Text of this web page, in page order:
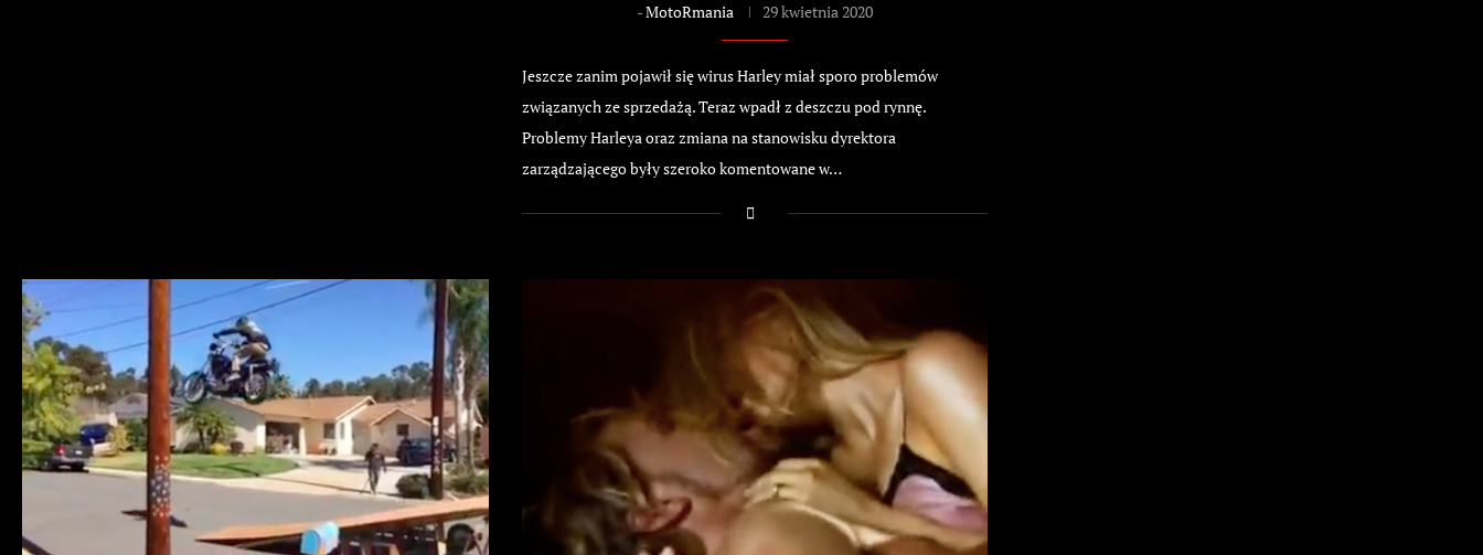
-MotoRmania 29 kwietnia 2020
Jeszcze zanim pojawił się wirus Harley miał sporo problemów
związanych ze sprzedażą. Teraz wpadł z deszczu pod rynnę.
Problemy Harleya oraz zmiana na stanowisku dyrektora
zarządzającego były szeroko komentowane w…